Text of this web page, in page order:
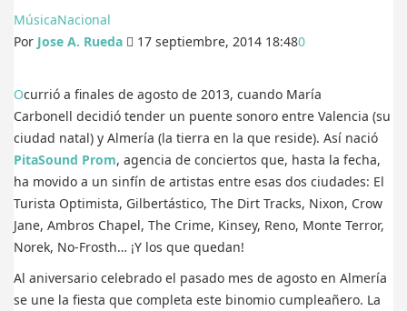
MúsicaNacional
Por Jose A. Rueda 17 septiembre, 2014 18:480
Ocurrió a finales de agosto de 2013, cuando María
Carbonell decidió tender un puente sonoro entre Valencia (su
ciudad natal) y Almería (la tierra en la que reside). Así nació
PitaSound Prom, agencia de conciertos que, hasta la fecha,
ha movido a un sinfín de artistas entre esas dos ciudades: El
Turista Optimista, Gilbertástico, The Dirt Tracks, Nixon, Crow
Jane, Ambros Chapel, The Crime, Kinsey, Reno, Monte Terror,
Norek, No-Frosth… ¡Y los que quedan!
Al aniversario celebrado el pasado mes de agosto en Almería
se une la fiesta que completa este binomio cumpleañero. La